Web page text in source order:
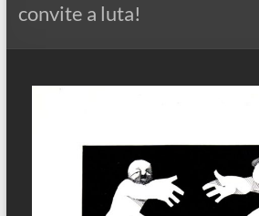
convite a luta!